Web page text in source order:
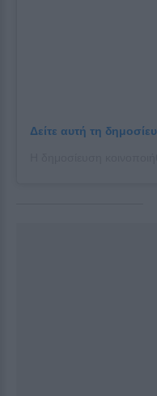
Δείτε αυτή τη